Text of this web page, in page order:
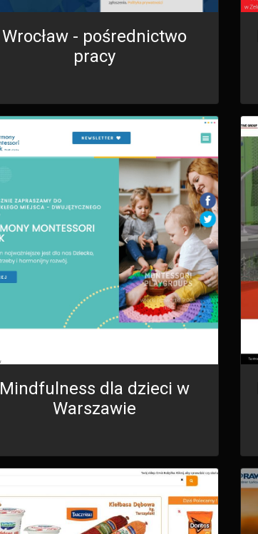
Wrocław - pośrednictwo
pracy
Mindfulness dla dzieci w
Warszawie